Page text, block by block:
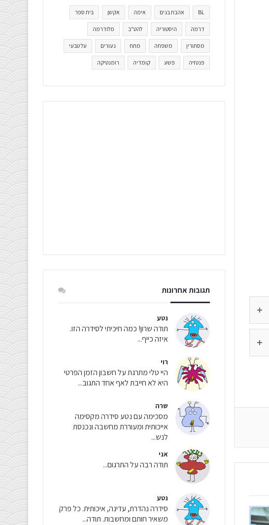
BL אהבת בנים אימה אקשן בית ספר
דרמה היסטוריה להט"ב מלודרמה
מסתורין משפחה מתח נעורים על טבעי
פנטזיה פשע קומדיה רומנטיקה
תגובות אחרונות
נטע
תודה שרון! כמה חיכיתי לסידרה הזו.
איזה כייף...
רוי
היי טלי מתרגת על חשבון הזמן הפרטי
היא לא חייבת לאף אחד התגוב...
שרה
מסכימה עם נטע סידרה מקסימה
אייכותית ומעוררת מחשבה ונכנסת
לנש...
אני
תודה רבה על התרגום...
נטע
סידרה נהדרת, עדינה, איכותית. כל פרק
משאיר חותם ומחשבות. תודה...